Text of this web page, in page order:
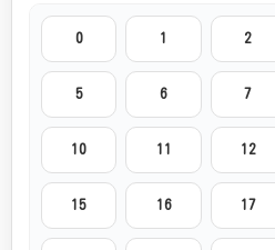
0 1 2
5 6 7
10 11 12
15 16 17